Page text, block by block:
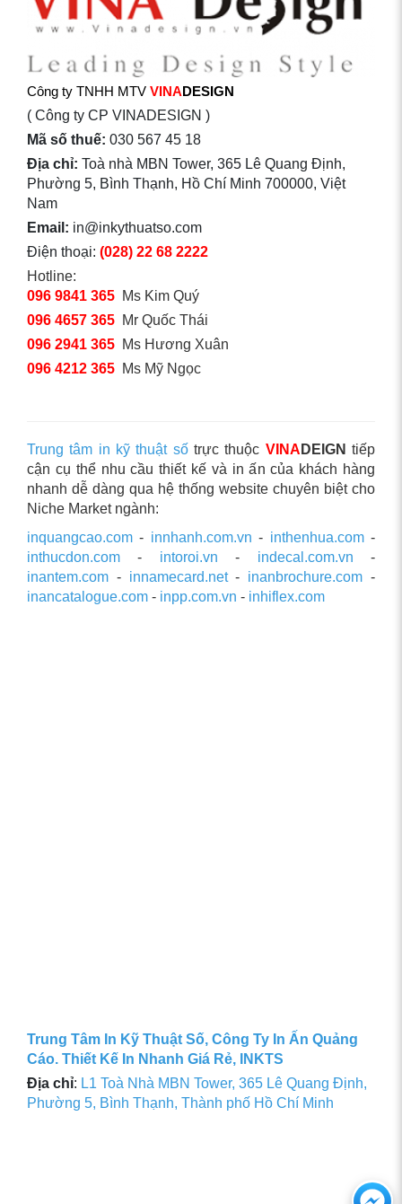
Công ty TNHH MTV VINADESIGN
( Công ty CP VINADESIGN )
Mã số thuế: 030 567 45 18
Địa chỉ: Toà nhà MBN Tower, 365 Lê Quang Định,
Phường 5, Bình Thạnh, Hồ Chí Minh 700000, Việt
Nam
Email: in@inkythuatso.com
Điện thoại: (028) 22 68 2222
Hotline:
096 9841 365 Ms Kim Quý
096 4657 365 Mr Quốc Thái
096 2941 365 Ms Hương Xuân
096 4212 365 Ms Mỹ Ngọc
Trung tâm in kỹ thuật sốtrực thuộc VINA DEIGN tiếp
cận cụ thể nhu cầu thiết kế và in ấn của khách hàng
nhanh dễ dàng qua hệ thống website chuyên biệt cho
Niche Market ngành:
inquangcao.com - innhanh.com.vn - inthenhua.com-
inthucdon.com - intoroi.vn - indecal.com.vn -
inantem.com - innamecard.net- inanbrochure.com -
inancatalogue.com - inpp.com.vn - inhiflex.com
Trung Tâm In Kỹ Thuật Số, Công Ty In Ấn Quảng
Cáo. Thiết Kế In Nhanh Giá Rẻ, INKTS
Địa chỉ: L1 Toà Nhà MBN Tower, 365 Lê Quang Định,
Phường 5, Bình Thạnh, Thành phố Hồ Chí Minh